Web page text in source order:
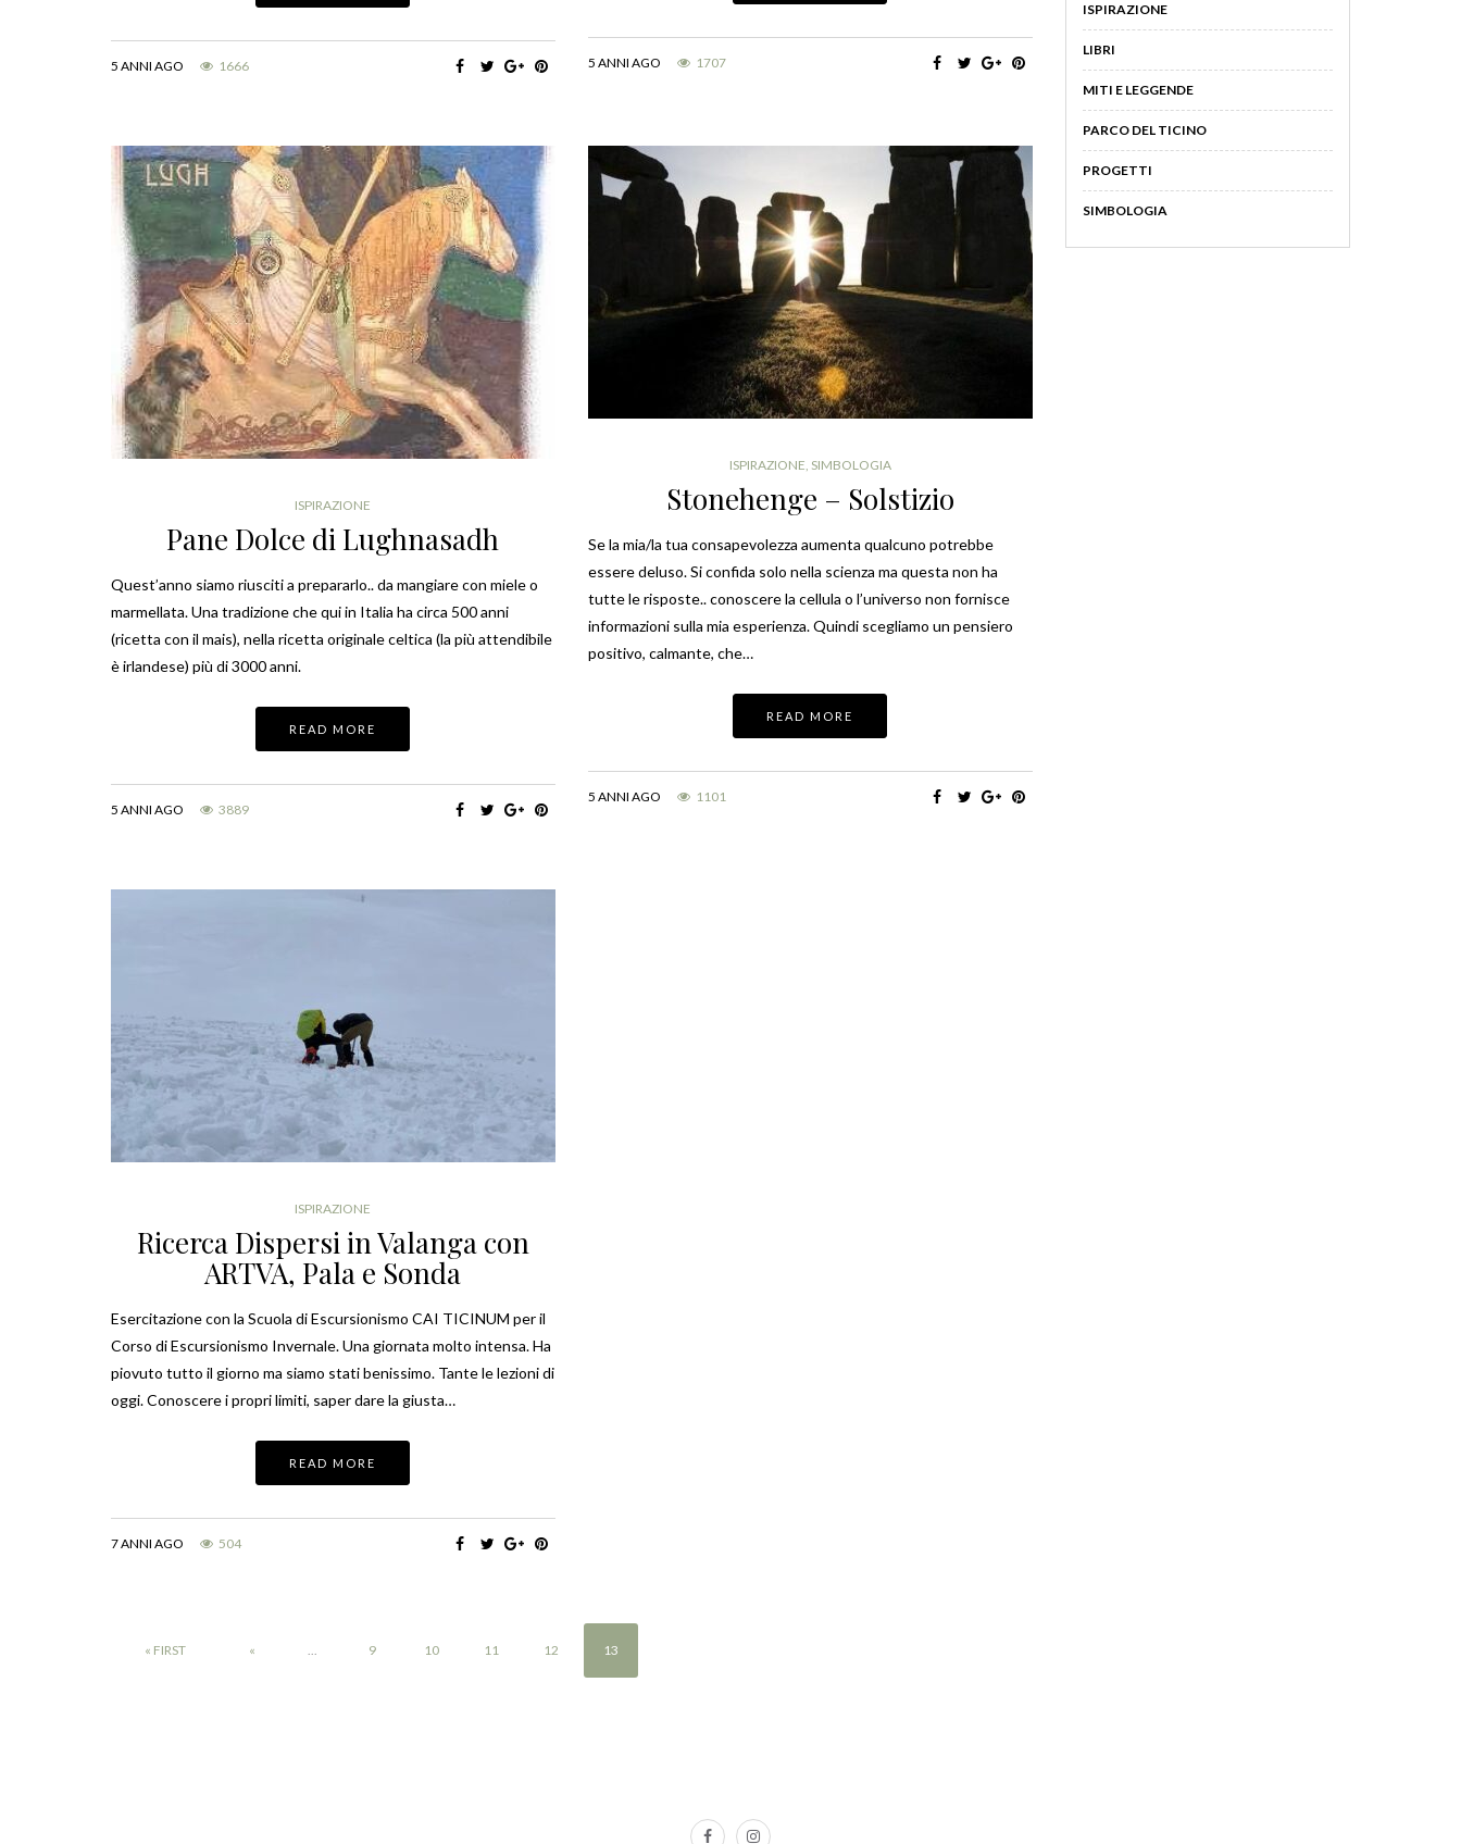
5 ANNI AGO 1666 5 ANNI AGO 1707
ISPIRAZIONE
Pane Dolce di Lughnasadh
Quest’anno siamo riusciti a prepararlo.. da mangiare con miele o
marmellata. Una tradizione che qui in Italia ha circa 500 anni
(ricetta con il mais), nella ricetta originale celtica (la più attendibile
è irlandese) più di 3000 anni.
READ MORE
5 ANNI AGO 3889
ISPIRAZIONE SIMBOLOGIA
Stonehenge – Solstizio
Se la mia/la tua consapevolezza aumenta qualcuno potrebbe
essere deluso. Si confida solo nella scienza ma questa non ha
tutte le risposte.. conoscere la cellula o l’universo non fornisce
informazioni sulla mia esperienza. Quindi scegliamo un pensiero
positivo, calmante, che…
READ MORE
5 ANNI AGO 1101
ISPIRAZIONE
Ricerca Dispersi in Valanga con
ARTVA, Pala e Sonda
Esercitazione con la Scuola di Escursionismo CAI TICINUM per il
Corso di Escursionismo Invernale. Una giornata molto intensa. Ha
piovuto tutto il giorno ma siamo stati benissimo. Tante le lezioni di
oggi. Conoscere i propri limiti, saper dare la giusta…
READ MORE
7 ANNI AGO 504
« FIRST « 9 10 11 12 13
ISPIRAZIONE
LIBRI
MITI E LEGGENDE
PARCO DEL TICINO
PROGETTI
SIMBOLOGIA